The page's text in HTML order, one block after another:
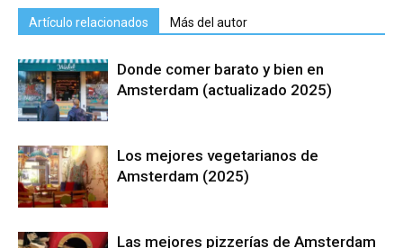
Artículo relacionados Más del autor
Donde comer barato y bien en
Amsterdam (actualizado 2025)
Los mejores vegetarianos de
Amsterdam (2025)
Las mejores pizzerías de Amsterdam